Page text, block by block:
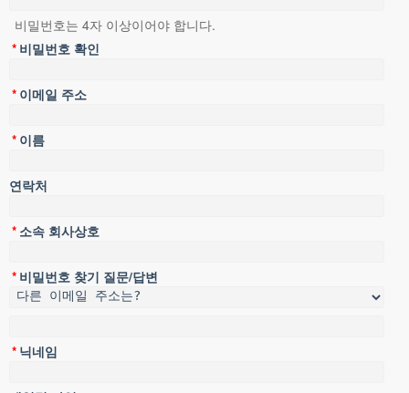
③ 비회원이라 함은 회원에 가입하지 않고 코스모항운이 제공하는 서
비스를 이용하는 자를 말합니다.
① 이 약관은 이용자에게 공시함으로써 효력이 발생됩니다.
홈페이지(www.cosmoair.com )에 게시합니다.
우에는 즉시 이를 홈페이지에 게시합니다.
제4조 (회원 가입)
하는 개인 신상 정보를 제공하여야 합니다.
② 이용자는 코스모항운이 정한 가입 양식에 따라 회원정보를 기입한
③ 코스모항운은 제2항과 같이 회원으로 가입할 것을 신청한 이용자 중
비밀번호는 4자 이상이어야 합니다.
비밀번호 확인
*
* 이메일 주소
* 이름
연락처
* 소속 회사상호
* 비밀번호 찾기 질문/답변
* 닉네임